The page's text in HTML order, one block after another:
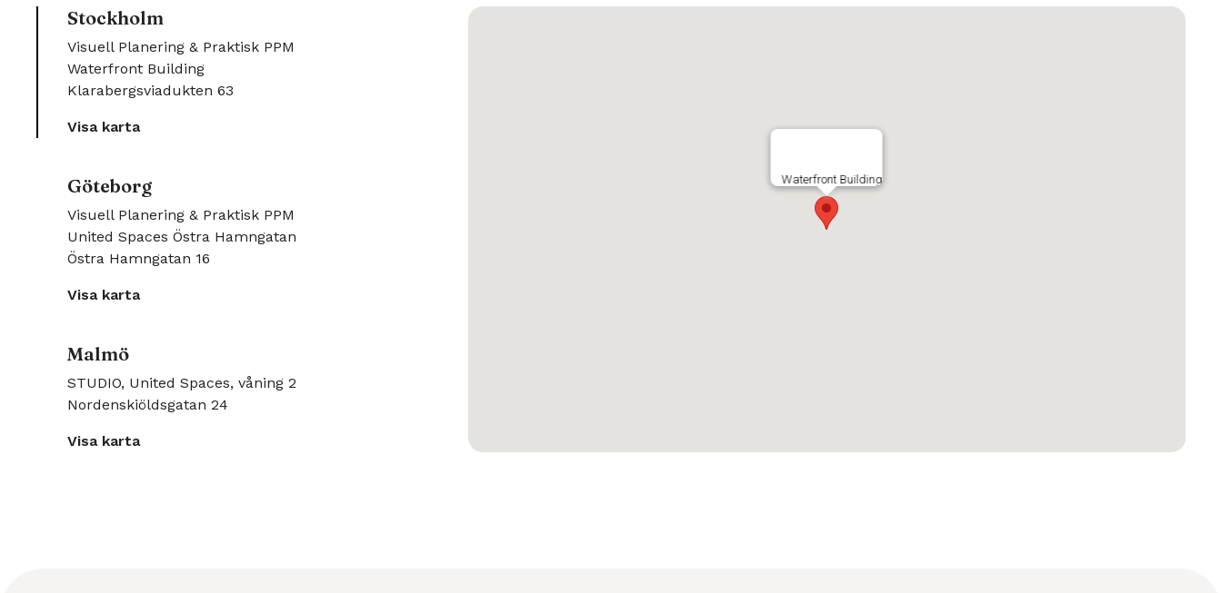
Stockholm
Visuell Planering & Praktisk PPM
Waterfront Building
Klarabergsviadukten 63
Visa karta
Göteborg
Visuell Planering & Praktisk PPM
United Spaces Östra Hamngatan
Östra Hamngatan 16
Visa karta
Malmö
STUDIO, United Spaces, våning 2
Nordenskiöldsgatan 24
Visa karta
Waterfront Building